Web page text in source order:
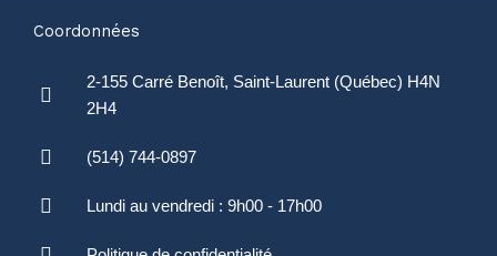
Coordonnées
2-155 Carré Benoît, Saint-Laurent (Québec) H4N
2H4
(514) 744-0897
Lundi au vendredi : 9h00 - 17h00